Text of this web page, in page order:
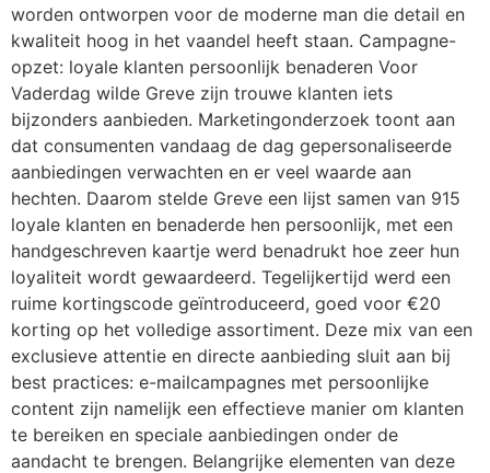
worden ontworpen voor de moderne man die detail en
kwaliteit hoog in het vaandel heeft staan. Campagne-
opzet: loyale klanten persoonlijk benaderen Voor
Vaderdag wilde Greve zijn trouwe klanten iets
bijzonders aanbieden. Marketingonderzoek toont aan
dat consumenten vandaag de dag gepersonaliseerde
aanbiedingen verwachten en er veel waarde aan
hechten. Daarom stelde Greve een lijst samen van 915
loyale klanten en benaderde hen persoonlijk, met een
handgeschreven kaartje werd benadrukt hoe zeer hun
loyaliteit wordt gewaardeerd. Tegelijkertijd werd een
ruime kortingscode geïntroduceerd, goed voor €20
korting op het volledige assortiment. Deze mix van een
exclusieve attentie en directe aanbieding sluit aan bij
best practices: e-mailcampagnes met persoonlijke
content zijn namelijk een effectieve manier om klanten
te bereiken en speciale aanbiedingen onder de
aandacht te brengen. Belangrijke elementen van deze